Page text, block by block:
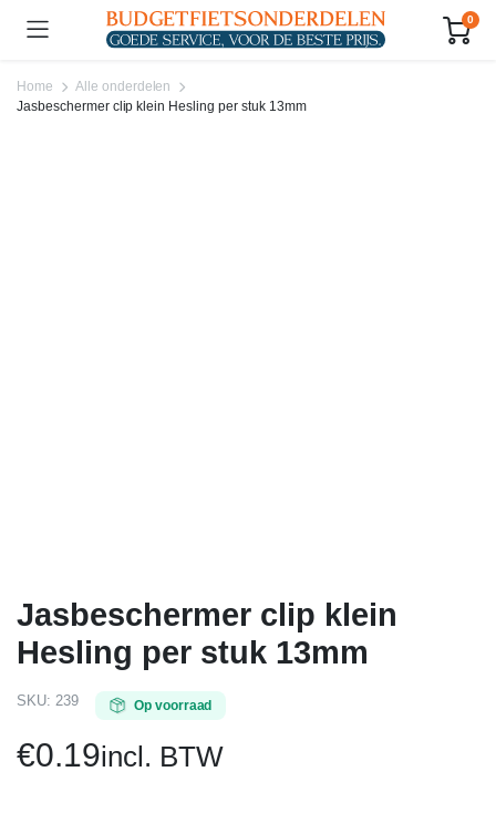
0
Home
Alle onderdelen
Jasbeschermer clip klein Hesling per stuk 13mm
Jasbeschermer clip klein
Hesling per stuk 13mm
SKU: 239 Op voorraad
€0.19incl. BTW